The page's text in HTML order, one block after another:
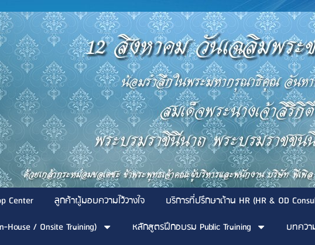
Center ลูกค้าผู้มอบความไว้วางใจ บริการที่ปรึกษาด้าน HR (HR & OD
/ Onsite Training)
หลักสูตรฝึกอบรม Public Training บทควา